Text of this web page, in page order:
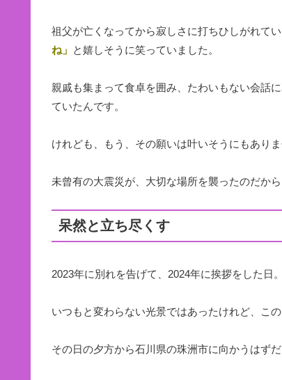
祖父が亡くなってから寂しさに打ちひしがれて
ね」 と嬉しそうに笑っていました。
親戚も集まって食卓を囲み、たわいもない会話
ていたんです。
けれども、もう、その願いは叶いそうにもありま
未曾有の大震災が、大切な場所を襲ったのだから
呆然と立ち尽くす
2023年に別れを告げて、2024年に挨拶をした日。
いつもと変わらない光景ではあったけれど、こ
その日の夕方から石川県の珠洲市に向かうはず